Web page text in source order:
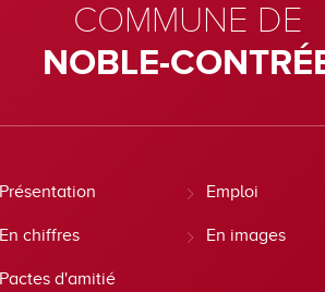
COMMUNE DE
NOBLE-
Présentation Emploi
En chiffres En images
Pactes d'amitié